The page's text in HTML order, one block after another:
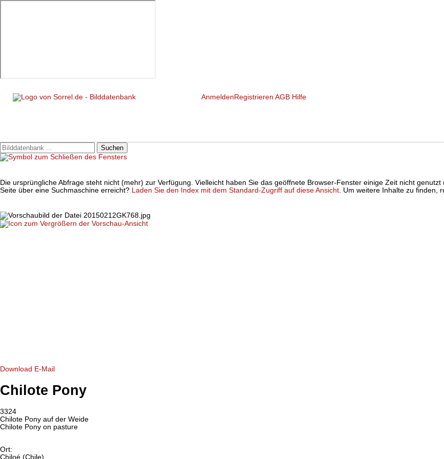
Anmelden Registrieren AGB Hilfe
Suchen
Die ursprüngliche Abfrage steht nicht (mehr) zur Verfügung. Vielleicht haben Sie das geöffnete Browser-Fenster einige Zeit nicht
Seite über eine Suchmaschine erreicht? Laden Sie den Index mit dem Standard-Zugriff auf diese Ansicht. Um weitere Inhalte zu finden,
Download E-Mail
Chilote Pony
3324
Chilote Pony auf der Weide
Chilote Pony on pasture
Ort:
Chiloé (Chile)